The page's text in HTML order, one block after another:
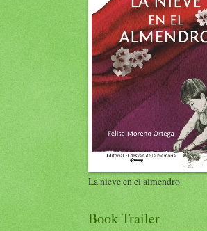
La nieve en el almendro
Book Trailer